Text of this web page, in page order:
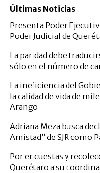
Últimas Noticias
Presenta Poder
Poder Judicial de
La paridad debe
sólo en el número de
La ineficiencia del
la calidad de vida de
Arango
Adriana Meza busca
Amistad” de SJR
Por encuestas y
Querétaro a su